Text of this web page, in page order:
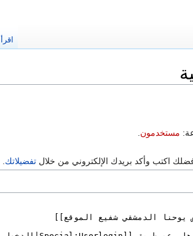
مستخدمون
اكتب وأكد بريدك الإلكتروني من خلالتفضيلاتك.
اقرأ